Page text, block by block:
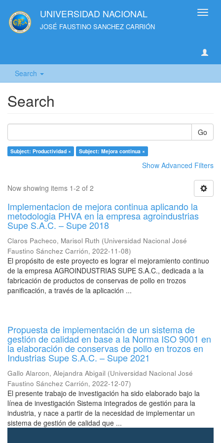
UNIVERSIDAD NACIONAL
JOSÉ FAUSTINO SANCHEZ CARRIÓN
Search
Search
Go
Subject: Productividad × Subject: Mejora continua ×
Show Advanced Filters
Now showing items 1-2 of 2
Implementacion de mejora continua aplicando la
metodologia PHVA en la empresa agroindustrias
Supe S.A.C. – Supe 2018
Claros Pacheco, Marisol Ruth (Universidad Nacional José
Faustino Sánchez Carrión, 2022-11-08)
El propósito de este proyecto es lograr el mejoramiento continuo
de la empresa AGROINDUSTRIAS SUPE S.A.C., dedicada a la
fabricación de productos de conservas de pollo en trozos
panificación, a través de la aplicación ...
Propuesta de implementación de un sistema de
gestión de calidad en base a la Norma ISO 9001 en
la elaboración de conservas de pollo en trozos en
Industrias Supe S.A.C. – Supe 2021
Gallo Alarcon, Alejandra Abigail (Universidad Nacional José
Faustino Sánchez Carrión, 2022-12-07)
El presente trabajo de investigación ha sido elaborado bajo la
línea de investigación Sistema integrados de gestión para la
industria, y nace a partir de la necesidad de implementar un
sistema de gestión de calidad que ...